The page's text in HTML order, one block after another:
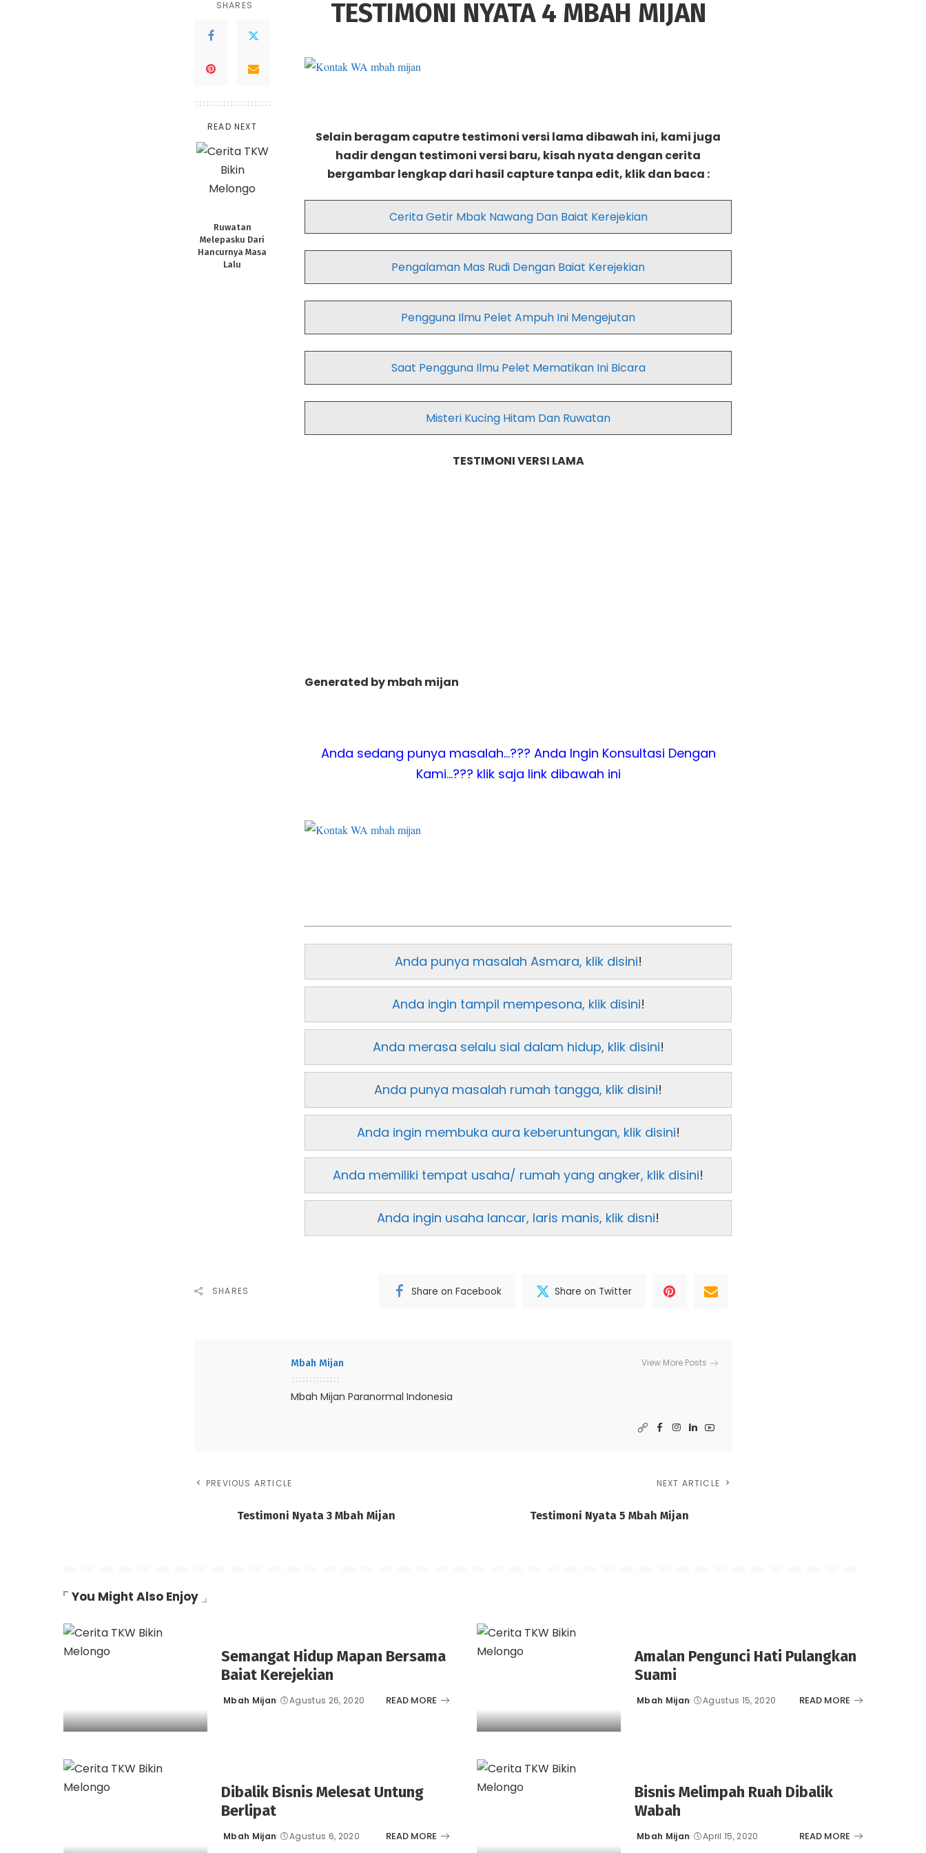
SHARES
READ NEXT
Ruwatan
Melepasku Dari
Hancurnya Masa
Lalu
TESTIMONI NYATA 4 MBAH MIJAN
Selain beragam caputre testimoni versi lama dibawah ini, kami juga
hadir dengan testimoni versi baru, kisah nyata dengan cerita
bergambar lengkap dari hasil capture tanpa edit, klik dan baca :
Cerita Getir Mbak Nawang Dan Baiat Kerejekian
Pengalaman Mas Rudi Dengan Baiat Kerejekian
Pengguna Ilmu Pelet Ampuh Ini Mengejutan
Saat Pengguna Ilmu Pelet Mematikan Ini Bicara
Misteri Kucing Hitam Dan Ruwatan
TESTIMONI VERSI LAMA
Generated by mbah mijan
Anda sedang punya masalah…??? Anda Ingin Konsultasi Dengan
Kami…??? klik saja link dibawah ini
Anda punya masalah Asmara, klik disini!
Anda ingin tampil mempesona, klik disini!
Anda merasa selalu sial dalam hidup, klik disini!
Anda punya masalah rumah tangga, klik disini!
Anda ingin membuka aura keberuntungan, klik disini!
Anda memiliki tempat usaha/ rumah yang angker, klik disini!
Anda ingin usaha lancar, laris manis, klik disni!
SHARES Share on Facebook Share on Twitter
Mbah Mijan View More Posts
Mbah Mijan Paranormal Indonesia
PREVIOUS ARTICLE
Testimoni Nyata 3 Mbah Mijan
NEXT ARTICLE
Testimoni Nyata 5 Mbah Mijan
You Might Also Enjoy
Semangat Hidup Mapan Bersama
Baiat Kerejekian
Posted
Mbah Mijan Agustus 26, 2020 READ MORE
Amalan Pengunci Hati Pulangkan
Suami
Posted
Mbah Mijan Agustus 15, 2020 READ MORE
Dibalik Bisnis Melesat Untung
Berlipat
Posted
Mbah Mijan Agustus 6, 2020 READ MORE
Bisnis Melimpah Ruah Dibalik
Wabah
Posted
Mbah Mijan April 15, 2020 READ MORE